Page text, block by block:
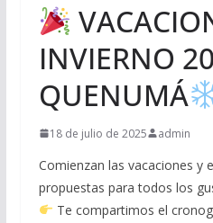
INVIERNO
QUENUMÁ
18 de julio de 2025 admin
Comienzan las vacaciones y
propuestas para todos los
Te compartimos el